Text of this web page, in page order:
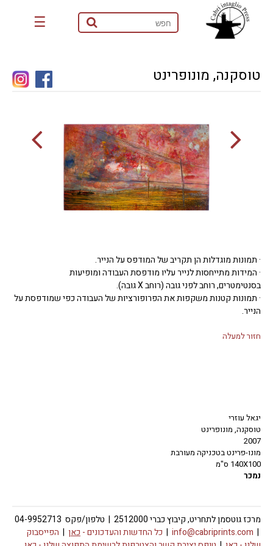
☰
טוסקנה, מונופרינט
· תמונות מוגדלות הן תקריב של המודפס על הנייר.
· המידות מתייחסות לנייר עליו מודפסת העבודה ומופיעות
בסנטימטרים, רוחב לפני גובה (רוחב X גובה).
· תמונות קטנות משקפות את הפרופורציות של העבודה כפי שמודפסת על
הנייר.
חזור למעלה
יגאל עוזרי
טוסקנה, מונופרינט
2007
מונו-פרינט בטכניקה מעורבת
140X100 ס"מ
נמכר
מרכז גוטסמן לתחריט, קיבוץ כברי 2512000 | טלפון/פקס 04-9952713
|
info@cabriprints.com
| כל החדשות והעדכונים -כאן | הפייסבוק